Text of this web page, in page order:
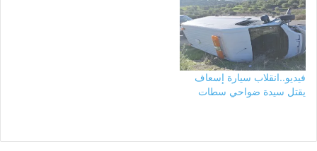
فيديو..انقلاب سيارة إسعاف
يقتل سيدة ضواحي سطات